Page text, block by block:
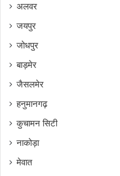
अलवर
जयपुर
जोधपुर
बाड़मेर
जैसलमेर
हनुमानगढ़
कुचामन सिटी
नाकोड़ा
मेवात